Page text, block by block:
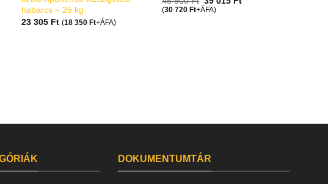
habarcs – 25 kg
23 305 Ft (18 350 Ft+ÁFA)
(30 720 Ft+ÁFA)
DOKUMENTUMTÁR